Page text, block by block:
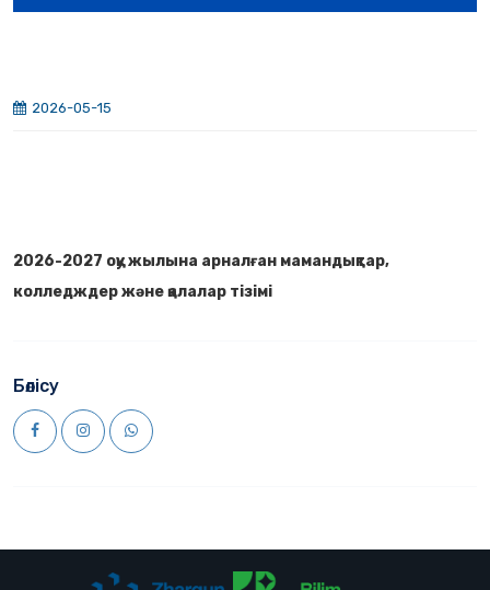
2026-05-15
2026-2027 оқу жылына арналған мамандықтар,
колледждер және қалалар тізімі
Бөлісу